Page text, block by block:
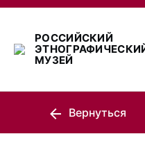
РОССИЙСКИЙ
МУЗЕЙ
Вернуться